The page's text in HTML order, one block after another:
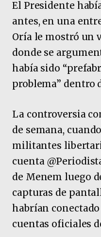
El Presidente
antes, en una
Oría le mostró un
donde se
había sido
problema” dentro
La controversia
de semana,
militantes
cuenta
de Menem luego
capturas de
habrían
cuentas oficiales